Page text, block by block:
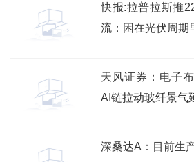
快报:拉普拉斯推
流：困在光伏周期
天风证券：电子
AI链拉动玻纤景气
深桑达A：目前生